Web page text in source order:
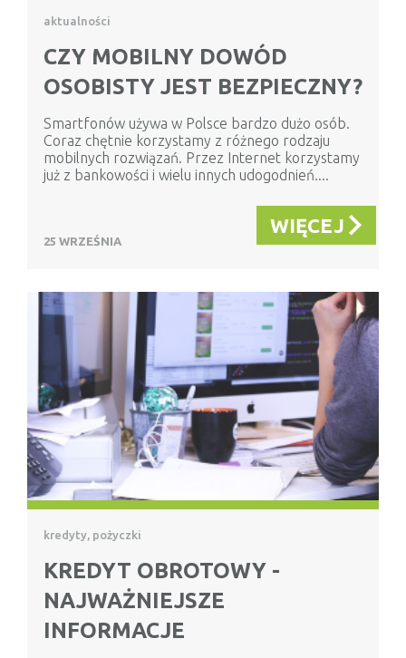
aktualności
CZY MOBILNY DOWÓD
OSOBISTY JEST BEZPIECZNY?
Smartfonów używa w Polsce bardzo dużo osób.
Coraz chętnie korzystamy z różnego rodzaju
mobilnych rozwiązań. Przez Internet korzystamy
już z bankowości i wielu innych udogodnień....
25 WRZEŚNIA
WIĘCEJ
kredyty, pożyczki
KREDYT OBROTOWY -
NAJWAŻNIEJSZE
INFORMACJE